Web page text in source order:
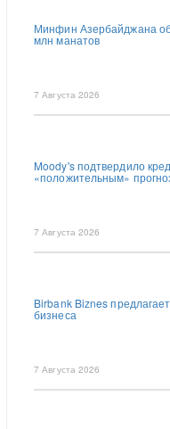
Минфин Азербайджана
млн манатов
7 Августа 2026
Moody's подтвердило
«положительным»
7 Августа 2026
Birbank Biznes
бизнеса
7 Августа 2026